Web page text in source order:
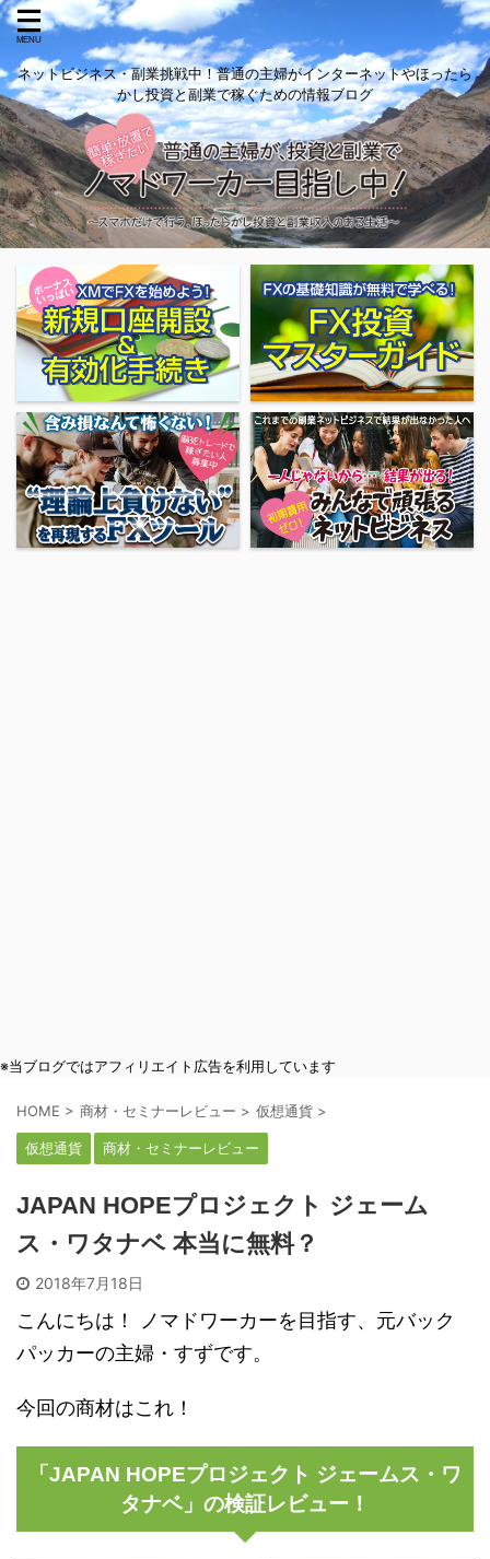
ネットビジネス・副業挑戦中！普通の主婦がインターネットやほったら
かし投資と副業で稼ぐための情報ブログ
※当ブログではアフィリエイト広告を利用しています
HOME > 商材・セミナーレビュー > 仮想通貨 >
仮想通貨 商材・セミナーレビュー
JAPAN HOPEプロジェクト ジェーム
ス・ワタナベ 本当に無料？
2018年7月18日
こんにちは！ ノマドワーカーを目指す、元バック
パッカーの主婦・すずです。
今回の商材はこれ！
「JAPAN HOPEプロジェクト ジェームス・ワ
タナベ」の検証レビュー！